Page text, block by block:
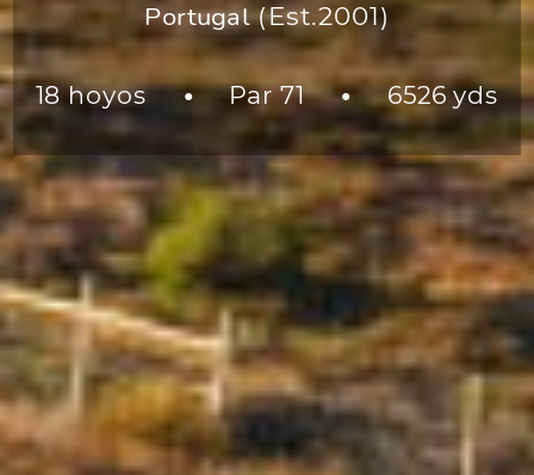
Portugal(Est.2001)
18 hoyos ● Par 71 ● 6526 yds